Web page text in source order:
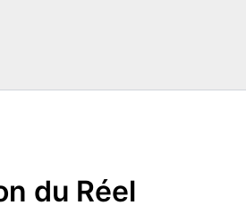
du Réel